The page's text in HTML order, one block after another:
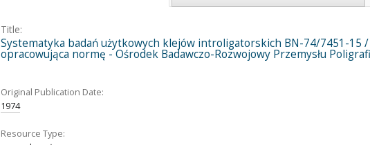
Title:
Systematyka badań użytkowych klejów introligatorskich BN-74/7451-15
opracowująca normę - Ośrodek Badawczo-Rozwojowy Przemysłu
Original Publication Date:
1974
Resource Type: